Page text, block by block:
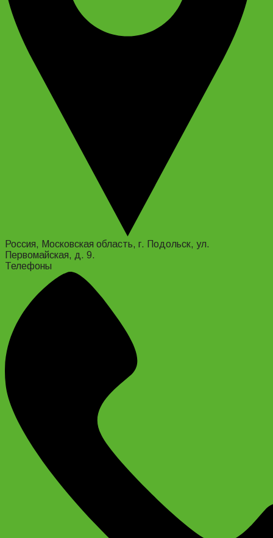
Россия, Московская область, г. Подольск, ул.
Первомайская, д. 9.
Телефоны